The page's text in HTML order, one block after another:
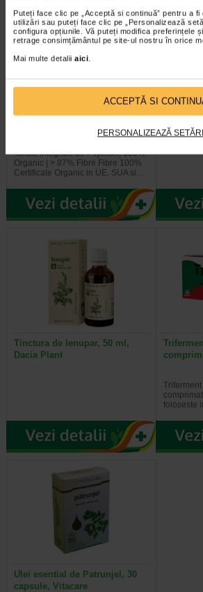
Puteți face clic pe „Acceptă si continuă” pentru a
utilizări sau puteți face clic pe „Personalizează
configura opțiunile. Vă puteți modifica preferințele
retrage consimțământul pe site-ul nostru în orice
Mai multe detalii aici
ACCEPTĂ SI
PERSONALIZEAZĂ
Tarate Bio de Psyllium
Tarate Integrale de Psyllium, 100%
Organic | > 87% Fibre Fibre 100%
Certificate Organic in UE, SUA si…
Tinctura de Ienupar, 50 ml,
Dacia Plant
foloseste
Ulei esential de Patrunjel, 30
capsule, Vitacare